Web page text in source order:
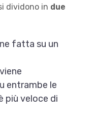
dividono in due
fatta su un
entrambe le
più veloce di